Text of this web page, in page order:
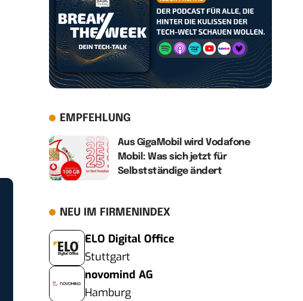
EMPFEHLUNG
Aus GigaMobil wird Vodafone
Mobil: Was sich jetzt für
Selbstständige ändert
NEU IM FIRMENINDEX
ELO Digital Office
Stuttgart
novomind AG
Hamburg